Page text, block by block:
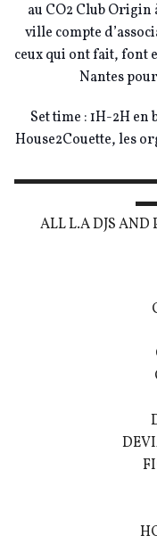
au CO2 Club Origin
ville compte
ceux qui ont fait, font
Nantes
Set time : 1H-2H en
House2Couette, les
ALL L.A DJS AND